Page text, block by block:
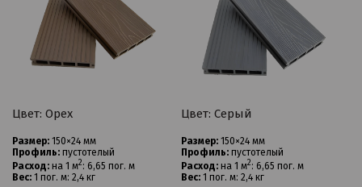
Цвет: Ореx
Размер: 150×24 мм
Профиль: пустотелый
Расход: на 1 м2: 6,65 пог. м
Вес: 1 пог. м: 2,4 кг
Цвет: Серый
Размер: 150×24 мм
Профиль: пустотелый
Расход: на 1 м2: 6,65 пог. м
Вес: 1 пог. м: 2,4 кг